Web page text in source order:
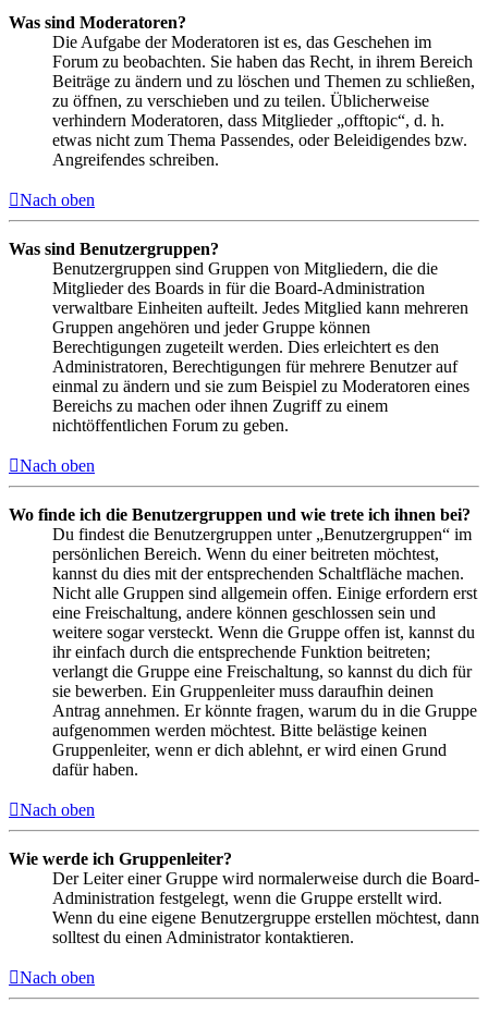
Was sind Moderatoren?
Die Aufgabe der Moderatoren ist es, das Geschehen im
Forum zu beobachten. Sie haben das Recht, in ihrem Bereich
Beiträge zu ändern und zu löschen und Themen zu schließen,
zu öffnen, zu verschieben und zu teilen. Üblicherweise
verhindern Moderatoren, dass Mitglieder „offtopic“, d. h.
etwas nicht zum Thema Passendes, oder Beleidigendes bzw.
Angreifendes schreiben.
Nach oben
Was sind Benutzergruppen?
Benutzergruppen sind Gruppen von Mitgliedern, die die
Mitglieder des Boards in für die Board-Administration
verwaltbare Einheiten aufteilt. Jedes Mitglied kann mehreren
Gruppen angehören und jeder Gruppe können
Berechtigungen zugeteilt werden. Dies erleichtert es den
Administratoren, Berechtigungen für mehrere Benutzer auf
einmal zu ändern und sie zum Beispiel zu Moderatoren eines
Bereichs zu machen oder ihnen Zugriff zu einem
nichtöffentlichen Forum zu geben.
Nach oben
Wo finde ich die Benutzergruppen und wie trete ich ihnen bei?
Du findest die Benutzergruppen unter „Benutzergruppen“ im
persönlichen Bereich. Wenn du einer beitreten möchtest,
kannst du dies mit der entsprechenden Schaltfläche machen.
Nicht alle Gruppen sind allgemein offen. Einige erfordern erst
eine Freischaltung, andere können geschlossen sein und
weitere sogar versteckt. Wenn die Gruppe offen ist, kannst du
ihr einfach durch die entsprechende Funktion beitreten;
verlangt die Gruppe eine Freischaltung, so kannst du dich für
sie bewerben. Ein Gruppenleiter muss daraufhin deinen
Antrag annehmen. Er könnte fragen, warum du in die Gruppe
aufgenommen werden möchtest. Bitte belästige keinen
Gruppenleiter, wenn er dich ablehnt, er wird einen Grund
dafür haben.
Nach oben
Wie werde ich Gruppenleiter?
Der Leiter einer Gruppe wird normalerweise durch die Board-
Administration festgelegt, wenn die Gruppe erstellt wird.
Wenn du eine eigene Benutzergruppe erstellen möchtest, dann
solltest du einen Administrator kontaktieren.
Nach oben